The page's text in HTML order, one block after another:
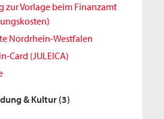
zur Vorlage beim Finanzamt
Nordrhein-Westfalen
Card (JULEICA)
& Kultur (3)